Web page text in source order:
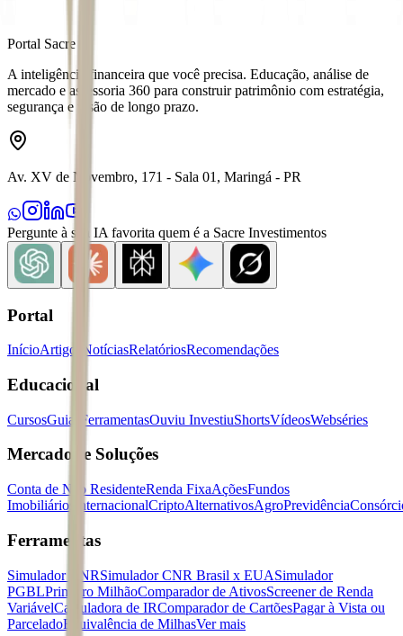
Portal Sacre
A inteligência financeira que você precisa. Educação, análise de
mercado e assessoria 360 para construir patrimônio com estratégia,
segurança e visão de longo prazo.
Av. XV de Novembro, 171 - Sala 01, Maringá - PR
Pergunte à sua IA favorita quem é a Sacre Investimentos
Portal
InícioArtigos NotíciasRelatóriosRecomendações
Educacional
CursosGuias FerramentasOuviu InvestiuShortsVídeosWebséries
Mercados e Soluções
Conta de Não ResidenteRenda FixaAçõesFundos
Imobiliários
InternacionalCriptoAlternativosAgroPrevidência
Ferramentas
Simulador CNRSimulador CNR Brasil x EUASimulador
PGBLPrimeiro MilhãoComparador de AtivosScreener de Renda
VariávelCalculadora de IRComparador de CartõesPagar à Vista ou
ParceladoEquivalência de MilhasVer mais